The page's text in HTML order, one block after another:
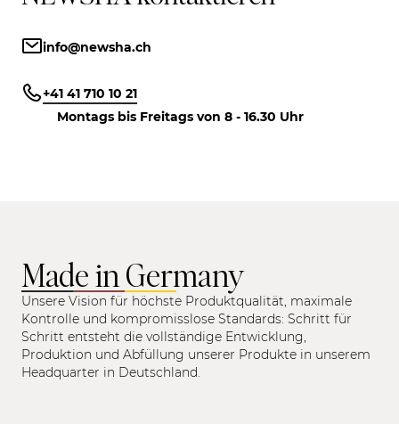
info@newsha.ch
+41 41 710 10 21
Montags bis Freitags von 8 - 16.30 Uhr
Made in Germany
Unsere Vision für höchste Produktqualität, maximale
Kontrolle und kompromisslose Standards: Schritt für
Schritt entsteht die vollständige Entwicklung,
Produktion und Abfüllung unserer Produkte in unserem
Headquarter in Deutschland.